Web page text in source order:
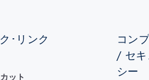
･リンク
ット
コン
/ セキ
シー